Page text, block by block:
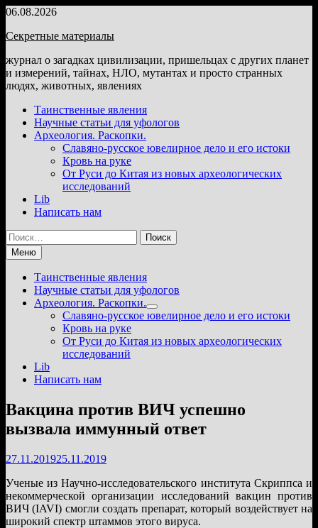
Перейти
содержимому
06.08.2026
Секретные материалы
журнал о загадках цивилизации, пришельцах с других планет
и измерений, тайнах, НЛО, мутантах и просто странных
людях, животных, явлениях
Таинственные явления
Научные статьи для уфологов
Археология. Раскопки.
Славяно-русское ювелирное дело и его истоки
Кровь на руке
От Руси до Китая из новых археологических
исследований
Lib
Написать нам
Найти:
Меню
Таинственные явления
Научные статьи для уфологов
Археология. Раскопки.
Показать
подменю
Славяно-русское ювелирное дело и его истоки
Кровь на руке
От Руси до Китая из новых археологических
исследований
Lib
Написать нам
Вакцина против ВИЧ успешно
вызвала иммунный ответ
27.11.201925.11.2019
Ученые из Научно-исследовательского института Скриппса и
некоммерческой организации исследований вакцин против
ВИЧ (IAVI) смогли создать препарат, который воздействует на
широкий спектр штаммов этого вируса.